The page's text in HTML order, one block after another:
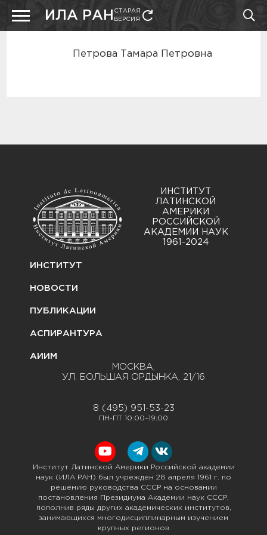
ИЛА РАН
СТАРАЯ
ВЕРСИЯ
Петрова Тамара Петровна
ИНСТИТУТ
ЛАТИНСКОЙ
АМЕРИКИ
РОССИЙСКОЙ
АКАДЕМИИ НАУК
1961-2024
ИНСТИТУТ
НОВОСТИ
ПУБЛИКАЦИИ
АСПИРАНТУРА
АИИМ
МОСКВА,
УЛ. БОЛЬШАЯ ОРДЫНКА, 21/16
8 (495) 951-53-23
ПН-ПТ 10:00–19:00
Институт Латинской Америки Российской академии
наук (ИЛА РАН) был учрежден 28 апреля 1961 г. по
решению руководства СССР на основании
постановления Президиума Академии наук СССР,
пополнив ряды других академических институтов,
занимающихся многодисциплинарным изучением
крупных регионов